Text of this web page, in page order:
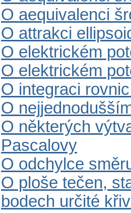
O aequivalenci
O attrakci
O elektrickém
O elektrickém
O integraci
O
O některých
Pascalovy
O odchylce
O ploše tečen,
bodech určité